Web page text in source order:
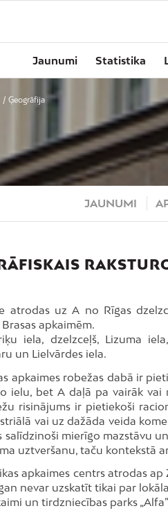
Jaunumi Statistika
/ Ģeogrāfija
JAUNUMI
atrodas uz A no Rīgas
apkaimēm.
iela, dzelzceļš, Lizuma
un Lielvārdes iela.
apkaimes robežas dabā ir
ielu, bet A daļā pa vairāk vai
risinājums ir pietiekoši
vai uz dažāda veida
salīdzinoši mierīgo mazstāvu
uztveršanu, taču kontekstā
apkaimes centrs atrodas
nevar uzskatīt tikai par
un tirdzniecības parks